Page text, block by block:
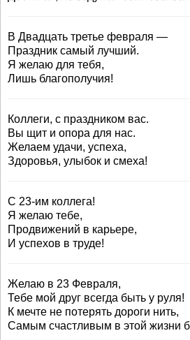
В Двадцать третье февраля —
Праздник самый лучший.
Я желаю для тебя,
Лишь благополучия!
Коллеги, с праздником вас.
Вы щит и опора для нас.
Желаем удачи, успеха,
Здоровья, улыбок и смеха!
С 23-им коллега!
Я желаю тебе,
Продвижений в карьере,
И успехов в труде!
Желаю в 23 Февраля,
Тебе мой друг всегда быть у руля!
К мечте не потерять дороги нить,
Самым счастливым в этой жизни